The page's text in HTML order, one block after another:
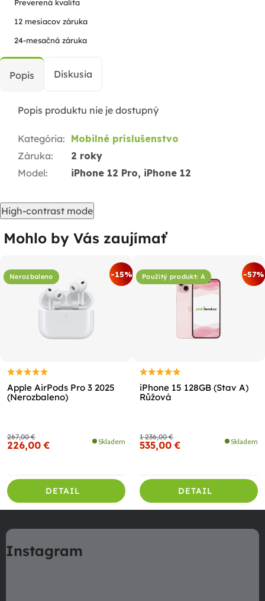
Preverená kvalita
12 mesiacov záruka
24-mesačná záruka
Popis Diskusia
Popis produktu nie je dostupný
Kategória: Mobilné príslušenstvo
Záruka:
2 roky
Model: iPhone 12 Pro, iPhone 12
High-contrast mode
Mohlo by Vás zaujímať
Nerozbaleno -15%
Apple AirPods Pro 3 2025
(Nerozbaleno)
267,00 €
226,00 € Skladem
DETAIL
Použitý produkt: A -57%
iPhone 15 128GB (Stav A)
Růžová
1 236,00 €
535,00 € Skladem
DETAIL
á
pInstagram